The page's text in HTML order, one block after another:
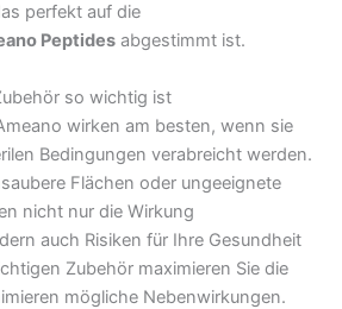
perfekt auf die
Peptides abgestimmt ist.
so wichtig ist
wirken am besten, wenn sie
Bedingungen verabreicht werden.
Flächen oder ungeeignete
nicht nur die Wirkung
auch Risiken für Ihre Gesundheit
Zubehör maximieren Sie die
mögliche Nebenwirkungen.